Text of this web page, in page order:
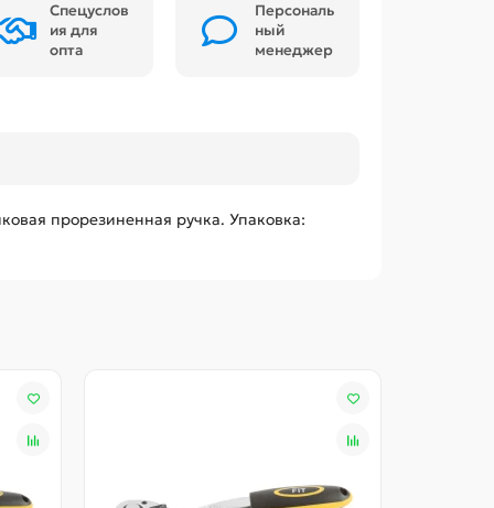
Спецуслов
ия для
опта
Персональ
ный
менеджер
прорезиненная ручка. Упаковка: